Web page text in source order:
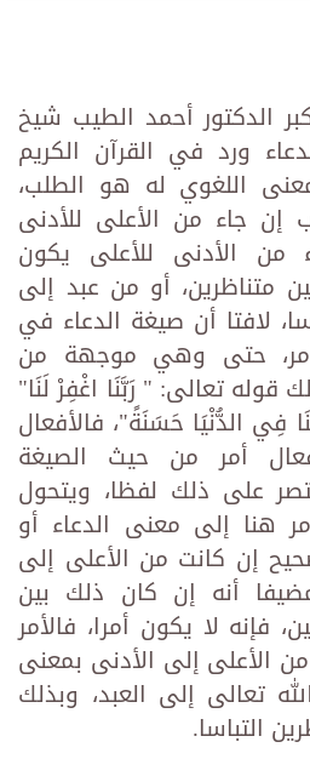
الدكتور أحمد الطيب شيخ
ورد في القرآن الكريم
اللغوي له هو الطلب،
جاء من الأعلى للأدنى
من الأدنى للأعلى يكون
متناظرين، أو من عبد إلى
لافتا أن صيغة الدعاء في
حتى وهي موجهة من
قوله تعالى: " رَبَّنَا اغْفِرْ لَنَا"
فِي الدُّنْيَا حَسَنَةً"، فالأفعال
أمر من حيث الصيغة
على ذلك لفظا، ويتحول
هنا إلى معنى الدعاء أو
إن كانت من الأعلى إلى
أنه إن كان ذلك بين
فإنه لا يكون أمرا، فالأمر
الأعلى إلى الأدنى بمعنى
تعالى إلى العبد، وبذلك
التباسا.